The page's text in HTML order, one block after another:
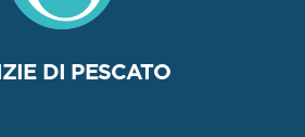
DI PESCATO